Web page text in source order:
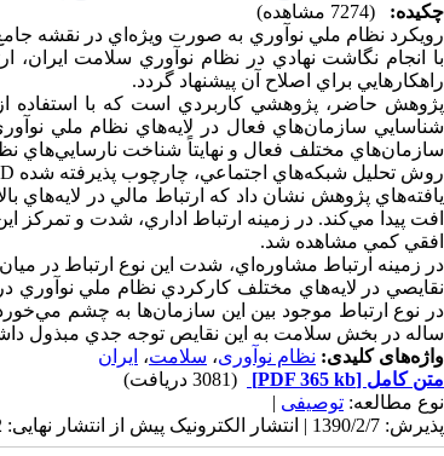
چکیده:
(7274 مشاهده)
رويکرد نظام ملي نوآوري به صورت ويژه‌اي در نقشه
با انجام نگاشت نهادي در نظام نوآوري سلامت
راهکارهايي براي اصلاح آن پيشنهاد گردد.
شناسايي سازمان‌هاي فعال در لايه‌هاي نظام ملي
سازمان‌هاي مختلف فعال و نهايتاً شناخت نارسايي‌هاي
روش تحليل شبکه‌هاي اجتماعي، چارچوب پذيرفته شده OECD و روش تحليل محتوا استفاده گرديد.
يافته‌هاي پژوهش نشان داد كه ارتباط مالي در لايه‌هاي
افت پيدا مي‌كند. در زمينه ارتباط اداري، شدت و تمركز
افقي كمي مشاهده شد.
در زمينه ارتباط مشاوره‌اي، شدت اين نوع ارتباط در
نقايصي در لايه‌هاي مختلف كاركردي نظام ملي
ساله در بخش سلامت به اين نقايص توجه جدي مبذول
واژه‌های کلیدی: نظام نوآوری، سلامت، ایران
متن کامل [PDF 365 kb]
(3081 دریافت)
نوع مطالعه: توصیفی |
پذیرش: 1390/2/7 | انتشار الکترونیک پیش از انتشار نهایی: 1391/12/2 | انتشار: 1391/10/26